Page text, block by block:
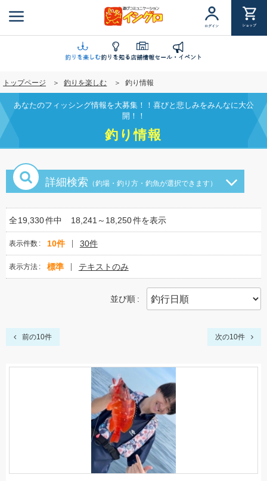
ン
に
移
動
ログイン ショップ
釣りを楽しむ釣りを知る店舗情報セール・イベント
トップページ 釣りを楽しむ 釣り情報
あなたのフィッシング情報を大募集！！喜びと悲しみをみんなに大公
開！！
釣り情報
詳細検索 （釣場・釣り方・釣魚が選択できます）
全19,330件中 18,241～18,250件を表示
表示件数 10件 30件
表示方法 標準 テキストのみ
並び順
前の10件 次の10件